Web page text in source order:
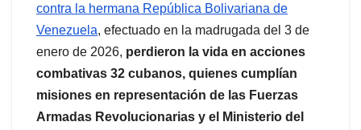
contra la hermana República Bolivariana de
Venezuela, efectuado en la madrugada del 3 de
enero de 2026, perdieron la vida en acciones
combativas 32 cubanos, quienes cumplían
misiones en representación de las Fuerzas
Armadas Revolucionarias y el Ministerio del